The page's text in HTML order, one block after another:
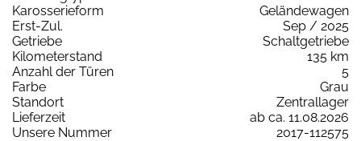
Karosserieform
Geländewagen
Erst-Zul.
Sep / 2025
Getriebe
Schaltgetriebe
Kilometerstand
135 km
Anzahl der Türen
5
Farbe
Grau
Standort
Zentrallager
Lieferzeit
ab ca. 11.08.2026
Unsere Nummer
2017-112575